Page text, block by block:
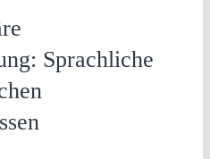
Sprachliche